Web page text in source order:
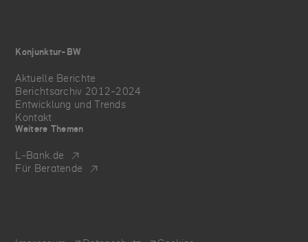
Konjunktur-BW
Aktuelle Berichte
Berichtsarchiv 2012-2024
Entwicklung und Trends
Kontakt
Weitere Themen
L‑Bank.de
Für Beratende